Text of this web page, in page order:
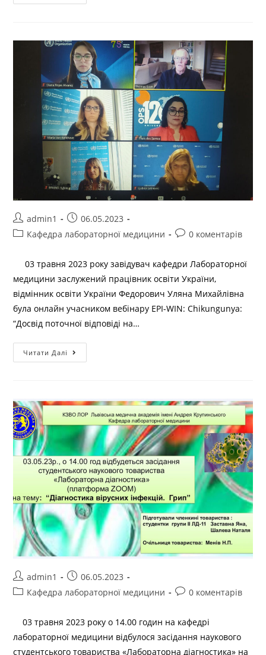
admin1
06.05.2023
Кафедра лабораторної медицини
0 коментарів
03 травня 2023 року завідувач кафедри Лабораторної
медицини заслужений працівник освіти України,
відмінник освіти України Федорович Уляна Михайлівна
була онлайн учасником вебінару EPI-WIN: Chikungunya:
“Досвід поточної відповіді на…
Читати Далі
admin1
06.05.2023
Кафедра лабораторної медицини
0 коментарів
03 травня 2023 року о 14.00 годин на кафедрі
лабораторної медицини відбулося засідання наукового
студентського товариства «Лабораторна діагностика» на